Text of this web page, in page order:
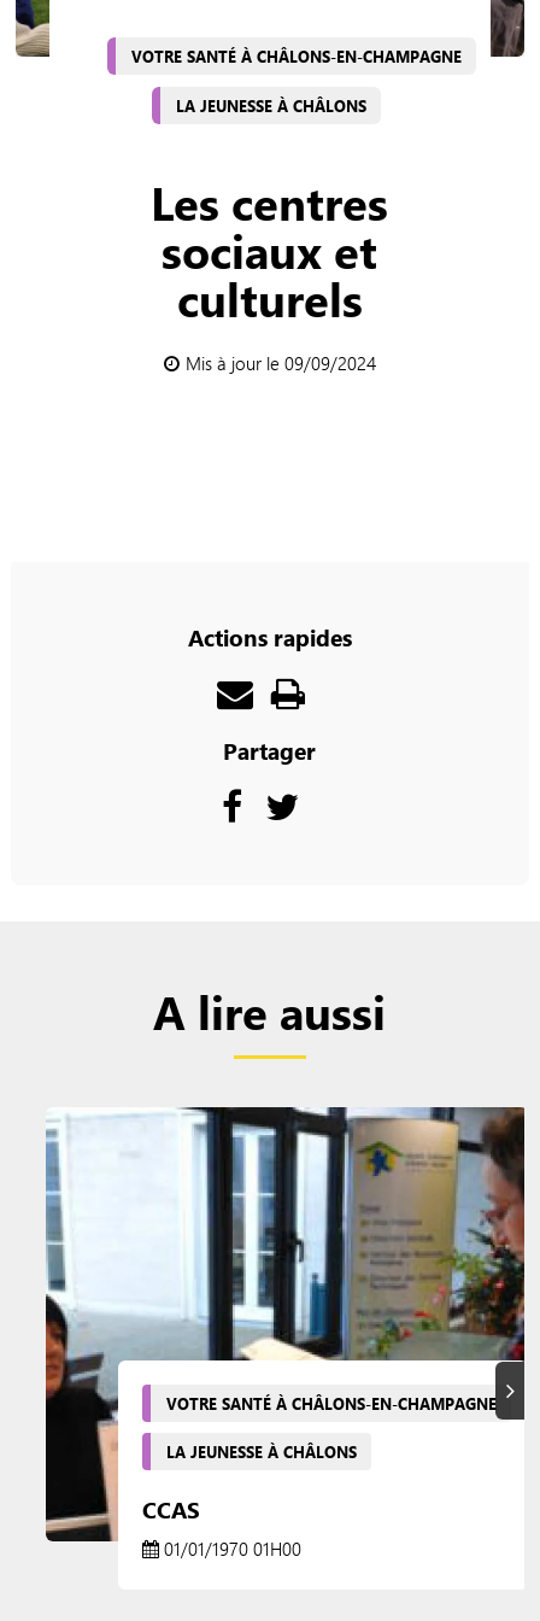
VOTRE SANTÉ À CHÂLONS-EN-CHAMPAGNE
LA JEUNESSE À CHÂLONS
Les centres
sociaux et
culturels
Mis à jour le 09/09/2024
Actions rapides
Partager
A lire aussi
VOTRE SANTÉ À CHÂLONS-EN-CHAMPAGNE
LA JEUNESSE À CHÂLONS
CCAS
01/01/1970 01H00